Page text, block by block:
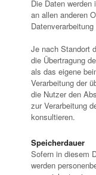
Die Daten
an allen anderen
Je nach Standort
die Übertragung
als das eigene
Verarbeitung der
die Nutzer den
zur Verarbeitung
konsultieren.
Speicherdauer
Sofern in diesem
werden